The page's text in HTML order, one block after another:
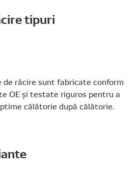
tipuri
răcire sunt fabricate conform
OE și testate riguros pentru a
călătorie după călătorie.